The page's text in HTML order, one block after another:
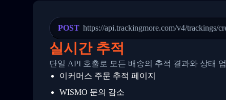
24
25
26
27
28
29
31
"Details": "Departed
          },
          {
"Date": "2017-03-06
"StatusDescription":
"Details": "BEIJING-
          }
      }
POST https://api.trackingmore.com/v4/trackings/
실시간 추적
단일 API 호출로 모든 배송의 추적 결과와 상태
이커머스 주문 추적 페이지
WISMO 문의 감소